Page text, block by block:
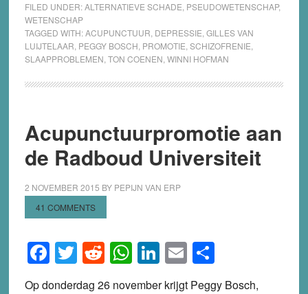
FILED UNDER:ALTERNATIEVE SCHADE, PSEUDOWETENSCHAP,
WETENSCHAP
TAGGED WITH:ACUPUNCTUUR, DEPRESSIE,GILLES VAN
LUIJTELAAR, PEGGY BOSCH, PROMOTIE,SCHIZOFRENIE,
SLAAPPROBLEMEN,TON COENEN,WINNI HOFMAN
Acupunctuurpromotie aan
de Radboud Universiteit
2 NOVEMBER 2015 BY PEPIJN VAN ERP
41 COMMENTS
Facebook
Twitter
Reddit
WhatsApp
LinkedIn
EmailShare
Op donderdag 26 november krijgt Peggy Bosch,